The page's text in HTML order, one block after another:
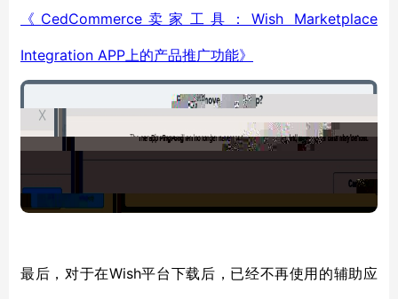
《 CedCommerce卖家工具：Wish Marketplace
Integration APP上的产品推广功能》
最后，对于在Wish平台下载后，已经不再使用的辅助应